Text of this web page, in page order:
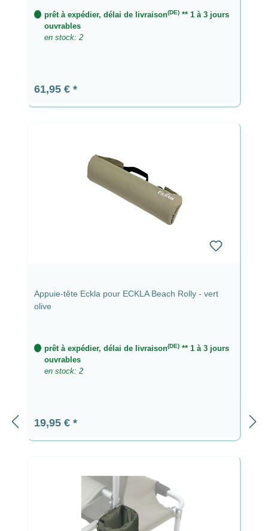
prêt à expédier, délai de livraison(DE)** 1 à 3 jours
ouvrables
en stock: 2
Prix régulier :
61,95 €
Appuie-tête Eckla pour ECKLA Beach Rolly - vert
olive
prêt à expédier, délai de livraison(DE)** 1 à 3 jours
ouvrables
en stock: 2
Prix régulier :
19,95 €